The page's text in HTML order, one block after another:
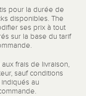
pour la durée de
disponibles. The
ses prix à tout
sur la base du tarif
frais de livraison,
sauf conditions
au